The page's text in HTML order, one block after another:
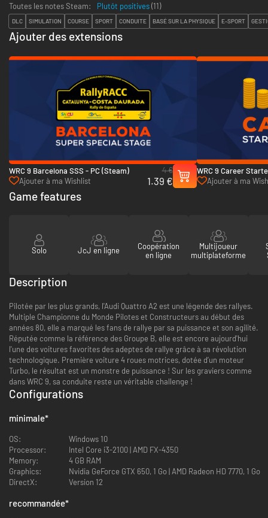
Toutes les notes Steam:
Plutôt positives(11)
DLC SIMULATION COURSE SPORT CONDUITE BASÉ SUR LA PHYSIQUE E-SPORT
Ajouter des extensions
WRC 9 Barcelona SSS - PC (Steam)
Ajouter à ma Wishlist
4 €
1.39 €
WRC 9 Career
(Steam)
Ajouter à ma
Game features
Solo JcJ en ligne
Coopération
en ligne
Multijoueur
multiplateforme
Description
Pilotée par les plus grands, l'Audi Quattro A2 est une légende des rallyes.
Multiple Championne du Monde Pilotes et Constructeurs au début des
années 80, elle a marqué les fans de rallye par sa puissance et son agilité.
Réputée comme la référence des Groupe B, elle est encore aujourd'hui
l'une des voitures favorites des adeptes de rallye grâce à sa révolution
technologique. Première voiture 4 roues motrices, dotée d’un moteur
Turbo, le résultat est un monstre de puissance ! Sur les graviers comme
dans WRC 9, sa conduite reste un véritable challenge !
Configurations
minimale*
OS:
Windows 10
Processor:
Intel Core i3-2100 | AMD FX-4350
Memory:
4 GB RAM
Graphics:
Nvidia GeForce GTX 650, 1 Go | AMD Radeon HD 7770, 1 Go
DirectX:
Version 12
recommandée*